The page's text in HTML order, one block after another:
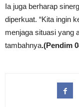
Ia juga berharap
diperkuat. “Kita ingin
menjaga situasi yang
tambahnya.(Pendim